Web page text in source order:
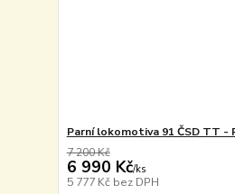
Parní lokomotiva 91 ČSD TT -
7 200 Kč
6 990 Kč/ks
5 777 Kč bez DPH